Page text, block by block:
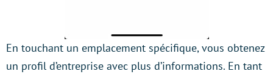
En touchant un emplacement spécifique, vous obtenez
un profil d’entreprise avec plus d’informations. En tant